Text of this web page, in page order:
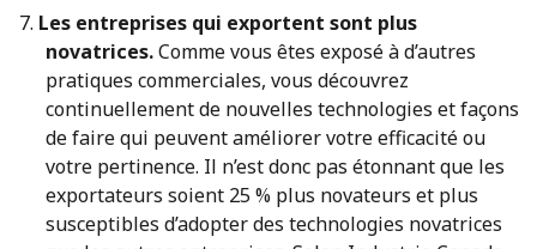
Les entreprises qui exportent sont plus
novatrices.Comme vous êtes exposé à d’autres
pratiques commerciales, vous découvrez
continuellement de nouvelles technologies et façons
de faire qui peuvent améliorer votre efficacité ou
votre pertinence. Il n’est donc pas étonnant que les
exportateurs soient 25 % plus novateurs et plus
susceptibles d’adopter des technologies novatrices